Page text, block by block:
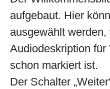
aufgebaut. Hier
ausgewählt werden,
Audiodeskription
schon markiert ist.
Der Schalter